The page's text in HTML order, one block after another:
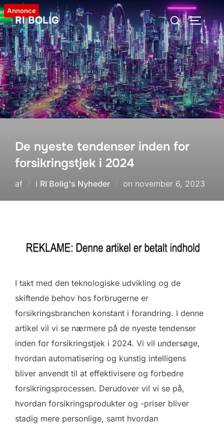
Videre
til
indhold
RI BOLIG
Søg
efter:
SLÅ
Annonce
De nyeste tendenser inden for
forsikringstjek i 2024
af i RI Bolig's Nyheder on Udgivet
november 6, 2023
I takt med den teknologiske udvikling og de
skiftende behov hos forbrugerne er
forsikringsbranchen konstant i forandring. I denne
artikel vil vi se nærmere på de nyeste tendenser
inden for forsikringstjek i 2024. Vi vil undersøge,
hvordan automatisering og kunstig intelligens
bliver anvendt til at effektivisere og forbedre
forsikringsprocessen. Derudover vil vi se på,
hvordan forsikringsprodukter og -priser bliver
stadig mere personlige, samt hvordan